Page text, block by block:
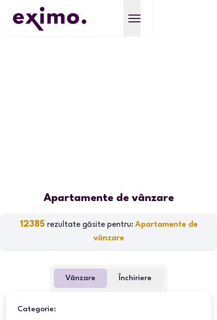
Apartamente de vânzare
12385 rezultate găsite pentru: Apartamente de
vânzare
Vânzare Închiriere
Categorie: